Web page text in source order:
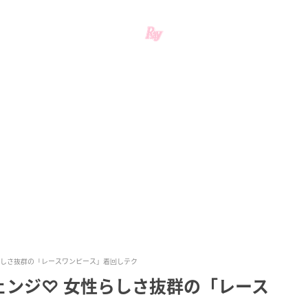
さ抜群の「レースワンピース」着回しテク
ンジ♡ 女性らしさ抜群の「レース